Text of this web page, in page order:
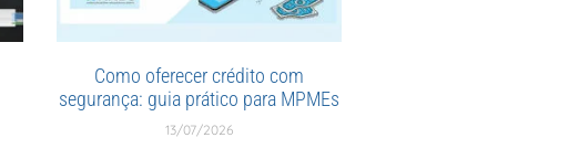
Como oferecer crédito com
segurança: guia prático para MPMEs
13/07/2026